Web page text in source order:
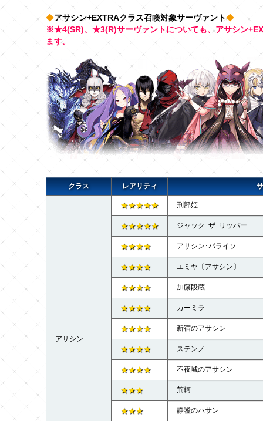
◆アサシン+EXTRAクラス召喚対象サーヴァント◆
※★4(SR)、★3(R)サーヴァントについても、アサシン
ます。
クラス レアリティ
アサシン
★★★★★ 刑部姫
★★★★★ ジャック･ザ･リッパー
★★★★ アサシン･パライソ
★★★★ エミヤ〔アサシン〕
★★★★ 加藤段蔵
★★★★ カーミラ
★★★★ 新宿のアサシン
★★★★ ステンノ
★★★★ 不夜城のアサシン
★★★ 荊軻
★★★ 静謐のハサン